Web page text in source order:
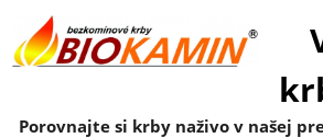
Porovnajte si krby naživo v našej